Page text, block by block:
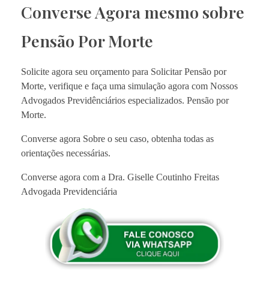
Converse Agora mesmo sobre
Pensão Por Morte
Solicite agora seu orçamento para Solicitar Pensão por
Morte, verifique e faça uma simulação agora com Nossos
Advogados Previdênciários especializados. Pensão por
Morte.
Converse agora Sobre o seu caso, obtenha todas as
orientações necessárias.
Converse agora com a Dra. Giselle Coutinho Freitas
Advogada Previdenciária